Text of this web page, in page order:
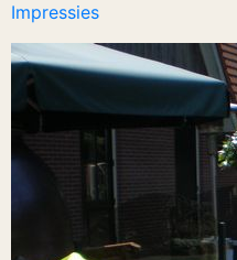
Impressies